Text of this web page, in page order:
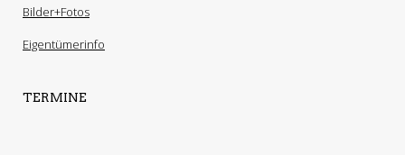
Bilder+Fotos
Eigentümerinfo
TERMINE